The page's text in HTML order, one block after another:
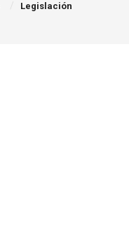
Legislación